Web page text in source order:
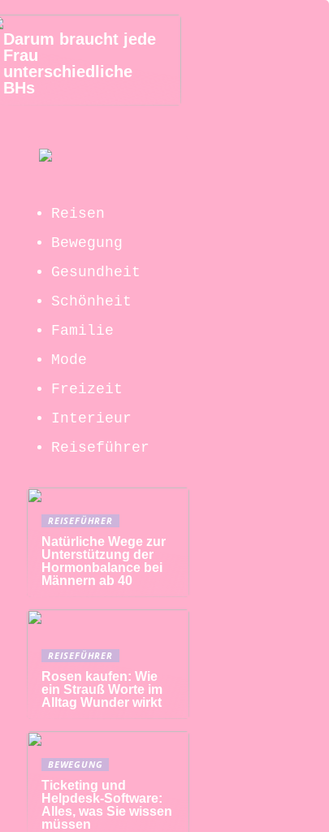
Darum braucht jede
Frau
unterschiedliche
BHs
Reisen
Bewegung
Gesundheit
Schönheit
Familie
Mode
Freizeit
Interieur
Reiseführer
REISEFÜHRER
Natürliche Wege zur
Unterstützung der
Hormonbalance bei
Männern ab 40
REISEFÜHRER
Rosen kaufen: Wie
ein Strauß Worte im
Alltag Wunder wirkt
BEWEGUNG
Ticketing und
Helpdesk-Software:
Alles, was Sie wissen
müssen